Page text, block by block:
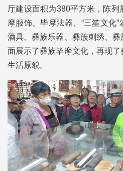
厅建设面积为380平方米，陈
摩服饰、毕摩法器、“三笙文化
酒具、彝族乐器、彝族刺绣、
面展示了彝族毕摩文化，再现
生活原貌。